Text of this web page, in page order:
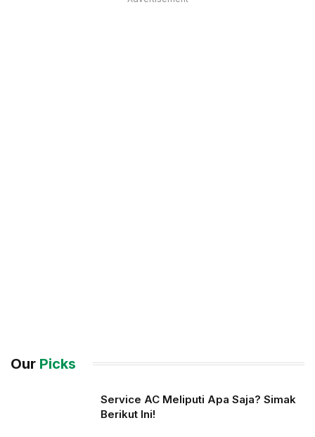
Our Picks
Service AC Meliputi Apa Saja? Simak
Berikut Ini!